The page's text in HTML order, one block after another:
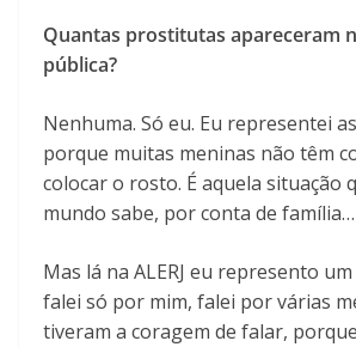
Quantas prostitutas apareceram
pública?
Nenhuma. Só eu. Eu representei
porque muitas meninas não têm
colocar o rosto. É aquela situação
mundo sabe, por conta de família…
Mas lá na ALERJ eu represento
falei só por mim, falei por várias
tiveram a coragem de falar,